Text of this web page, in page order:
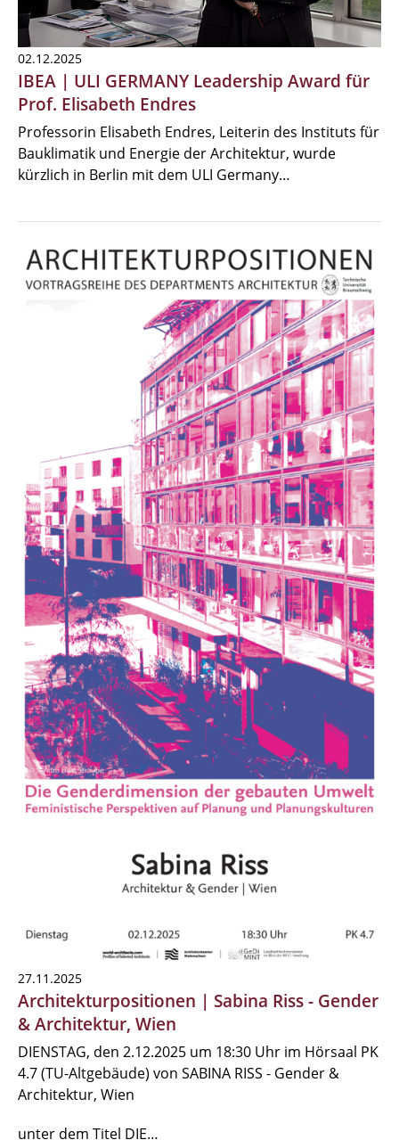
02.12.2025
IBEA | ULI GERMANY Leadership Award für
Prof. Elisabeth Endres
Professorin Elisabeth Endres, Leiterin des Instituts für
Bauklimatik und Energie der Architektur, wurde
kürzlich in Berlin mit dem ULI Germany…
27.11.2025
Architekturpositionen | Sabina Riss - Gender
& Architektur, Wien
DIENSTAG, den 2.12.2025 um 18:30 Uhr im Hörsaal PK
4.7 (TU-Altgebäude) von SABINA RISS - Gender &
Architektur, Wien
unter dem Titel DIE…